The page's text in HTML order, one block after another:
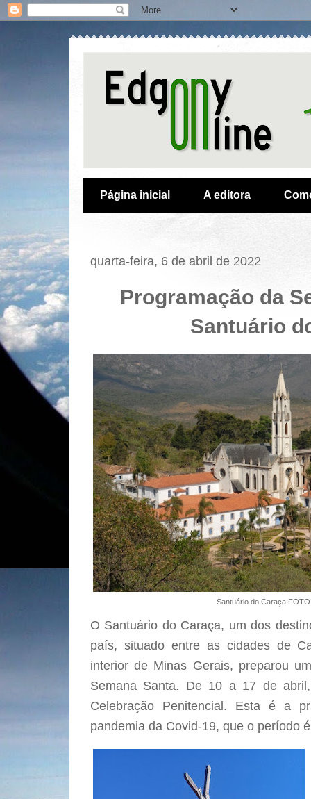
Página inicial A editora
quarta-feira, 6 de abril de 2022
Programação da
Santuário
Santuário do Caraça
O Santuário do Caraça, um dos
país, situado entre as cidades de
interior de Minas Gerais, preparou
Semana Santa. De 10 a 17 de
Celebração Penitencial. Esta é a
pandemia da Covid-19, que o período